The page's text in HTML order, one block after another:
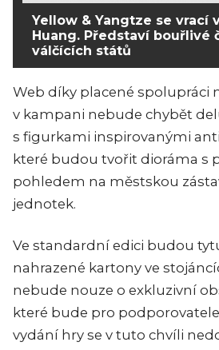
Yellow & Yangtze se vrací
Huang. Představí bouřlivé
válčících států
Web díky placené spolupráci
v kampani nebude chybět
s figurkami inspirovanými
které budou tvořit dioráma s
pohledem na městskou
jednotek.
Ve standardní edici budou
nahrazené kartony ve
nebude nouze o exkluzivní
které bude pro
vydání hry se v tuto chvíli